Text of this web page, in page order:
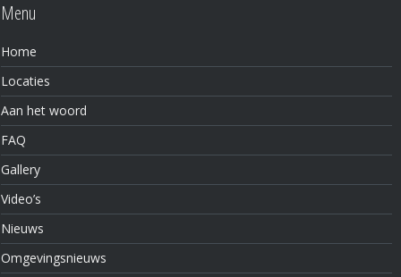
Menu
Home
Locaties
Aan het woord
FAQ
Gallery
Video’s
Nieuws
Omgevingsnieuws